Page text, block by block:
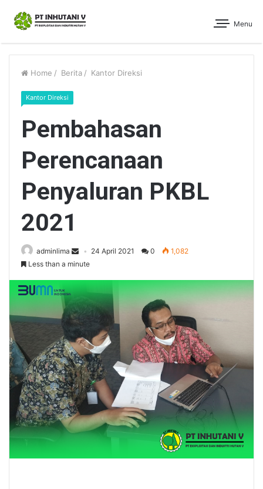
Menu
Home / Berita / Kantor Direksi
Kantor Direksi
Pembahasan
Perencanaan
Penyaluran PKBL
2021
adminlima 24 April 2021 0
1,082
Less than a minute